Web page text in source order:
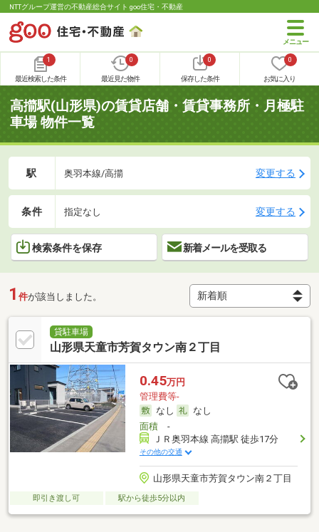
NTTグループ運営の不動産総合サイト goo住宅・不動産
1
最近検索した条件
0
最近見た物件
0
保存した条件
0
お気に入り
高擶駅(山形県)の賃貸店舗・賃貸事務所・月極駐
車場 物件一覧
駅 奥羽本線/高擶 変更する
条件 指定なし 変更する
検索条件を保存 新着メールを受取る
1 件が該当しました。
貸駐車場
山形県天童市芳賀タウン南２丁目
0.45万円
管理費等-
なし
なし
面積-
ＪＲ奥羽本線 高擶駅 徒歩17分
その他の交通
山形県天童市芳賀タウン南２丁目
即引き渡し可 駅から徒歩5分以内